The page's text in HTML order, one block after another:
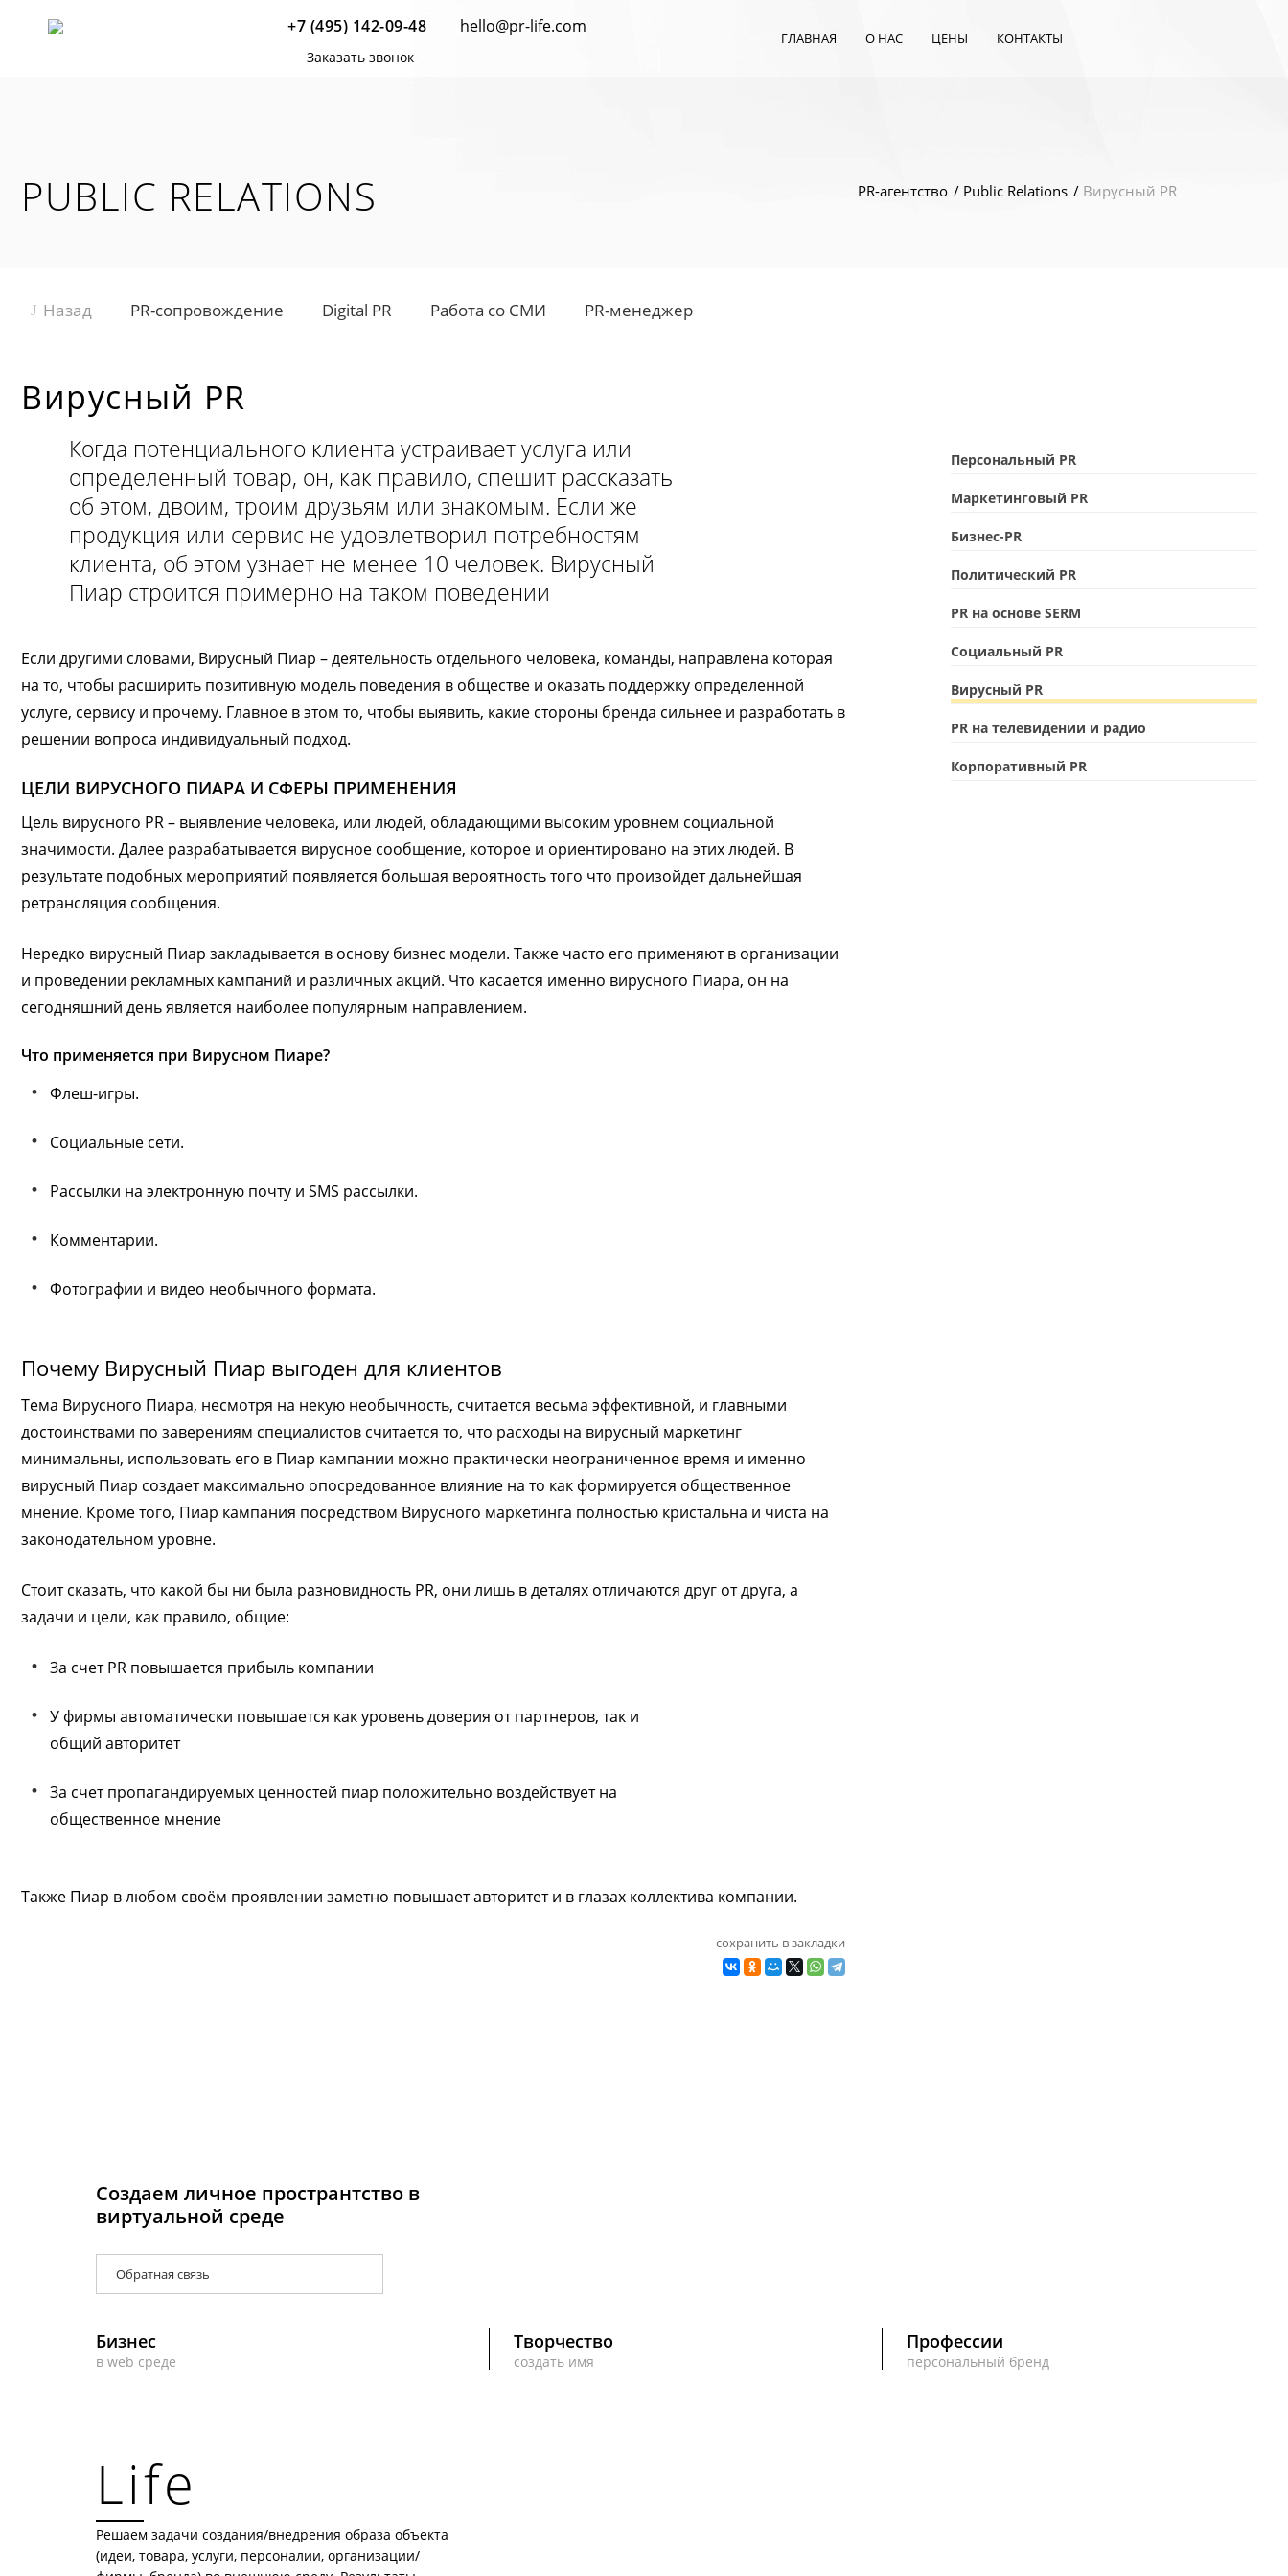
+7 (495) 142-09-48 hello@pr-life.com
Заказать звонок
ГЛАВНАЯ О НАС ЦЕНЫ КОНТАКТЫ
PUBLIC RELATIONS PR-агентство Public Relations Вирусный PR
Назад PR-сопровождение Digital PR Работа со СМИ PR-менеджер
Вирусный PR
Когда потенциального клиента устраивает услуга или
определенный товар, он, как правило, спешит рассказать
об этом, двоим, троим друзьям или знакомым. Если же
продукция или сервис не удовлетворил потребностям
клиента, об этом узнает не менее 10 человек. Вирусный
Пиар строится примерно на таком поведении
Если другими словами, Вирусный Пиар – деятельность отдельного человека, команды, направлена которая
на то, чтобы расширить позитивную модель поведения в обществе и оказать поддержку определенной
услуге, сервису и прочему. Главное в этом то, чтобы выявить, какие стороны бренда сильнее и разработать в
решении вопроса индивидуальный подход.
ЦЕЛИ ВИРУСНОГО ПИАРА И СФЕРЫ ПРИМЕНЕНИЯ
Цель вирусного PR – выявление человека, или людей, обладающими высоким уровнем социальной
значимости. Далее разрабатывается вирусное сообщение, которое и ориентировано на этих людей. В
результате подобных мероприятий появляется большая вероятность того что произойдет дальнейшая
ретрансляция сообщения.
Нередко вирусный Пиар закладывается в основу бизнес модели. Также часто его применяют в организации
и проведении рекламных кампаний и различных акций. Что касается именно вирусного Пиара, он на
сегодняшний день является наиболее популярным направлением.
Что применяется при Вирусном Пиаре?
Флеш-игры.
Социальные сети.
Рассылки на электронную почту и SMS рассылки.
Комментарии.
Фотографии и видео необычного формата.
Почему Вирусный Пиар выгоден для клиентов
Тема Вирусного Пиара, несмотря на некую необычность, считается весьма эффективной, и главными
достоинствами по заверениям специалистов считается то, что расходы на вирусный маркетинг
минимальны, использовать его в Пиар кампании можно практически неограниченное время и именно
вирусный Пиар создает максимально опосредованное влияние на то как формируется общественное
мнение. Кроме того, Пиар кампания посредством Вирусного маркетинга полностью кристальна и чиста на
законодательном уровне.
Стоит сказать, что какой бы ни была разновидность PR, они лишь в деталях отличаются друг от друга, а
задачи и цели, как правило, общие:
За счет PR повышается прибыль компании
У фирмы автоматически повышается как уровень доверия от партнеров, так и
общий авторитет
За счет пропагандируемых ценностей пиар положительно воздействует на
общественное мнение
Также Пиар в любом своём проявлении заметно повышает авторитет и в глазах коллектива компании.
сохранить в закладки
Персональный PR
Маркетинговый PR
Бизнес-PR
Политический PR
PR на основе SERM
Социальный PR
Вирусный PR
PR на телевидении и радио
Корпоративный PR
Создаем личное пространтство в
виртуальной среде
Обратная связь
Бизнес
в web среде
Творчество
создать имя
Профессии
персональный бренд
Life
Решаем задачи создания/внедрения образа объекта
(идеи, товара, услуги, персоналии, организации/